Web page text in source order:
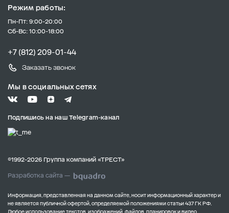
Режим работы:
Пн-Пт: 9:00-20:00
Сб-Вс: 10:00-18:00
+7 (812) 209-01-44
Заказать звонок
Мы в социальных сетях
Подпишись на наш Telegram-канал
©1992-2026 Группа компаний «ТРЕСТ»
Разработка сайта —
Информация, представленная на данном сайте, носит информационный характер и
не является публичной офертой, определяемой положениями статьи 437 ГК РФ.